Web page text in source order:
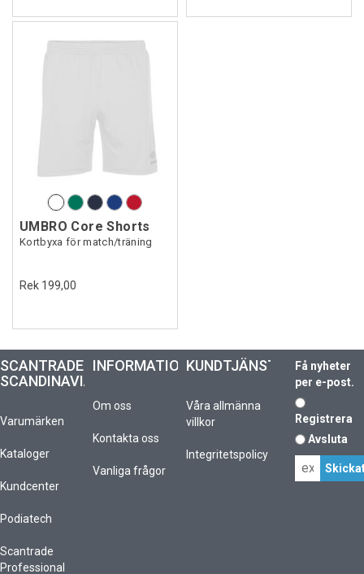
UMBRO Core Shorts
Kortbyxa för match/träning
Rek 199,00
SCANTRADE
SCANDINAVIA
Varumärken
Kataloger
Kundcenter
Podiatech
Scantrade
Professional
INFORMATION
Om oss
Kontakta oss
Vanliga frågor
KUNDTJÄNST
Våra allmänna
villkor
Integritetspolicy
Få nyheter
per e-post.
Registrera
Avsluta